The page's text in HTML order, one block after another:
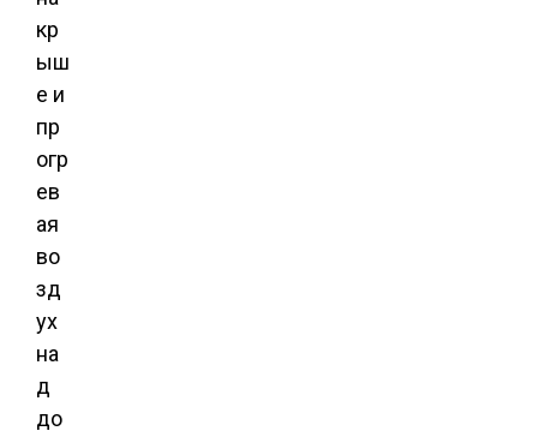
кр
ыш
е и
пр
огр
ев
ая
во
зд
ух
на
д
до